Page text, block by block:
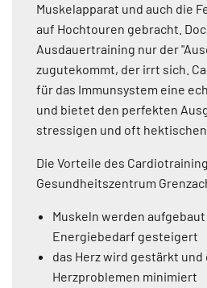
Muskelapparat und auch die
auf Hochtouren gebracht.
Ausdauertraining nur der
zugutekommt, der irrt sich.
für das Immunsystem eine
und bietet den perfekten
stressigen und oft hektischen
Die Vorteile des
Gesundheitszentrum
Muskeln werden
Energiebedarf gesteigert
das Herz wird gestärkt und
Herzproblemen minimiert